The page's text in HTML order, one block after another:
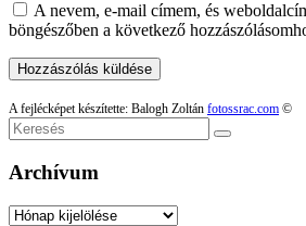
A nevem, e-mail címem, és
böngészőben a következő
A fejlécképet készítette: Balogh Zoltán fotossrac.com ©
Keresés
Archívum
Archívum